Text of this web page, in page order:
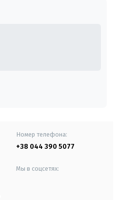
Номер телефона:
+38 044 390 5077
Мы в соцсетях: